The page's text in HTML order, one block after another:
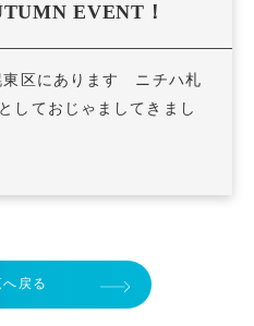
EVENT！
東区にあります ニチハ札
しておじゃましてきまし
へ戻る